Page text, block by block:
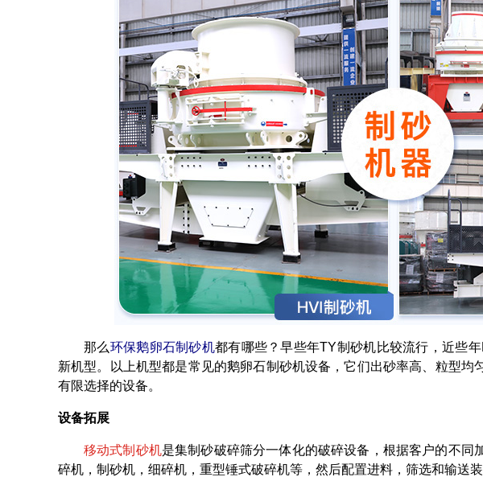
那么环保鹅卵石制砂机都有哪些？早些年TY制砂机比较流行，近些
新机型。以上机型都是常见的鹅卵石制砂机设备，它们出砂率高、粒型均
有限选择的设备。
设备拓展
移动式制砂机是集制砂破碎筛分一体化的破碎设备，根据客户的不同
碎机，制砂机，细碎机，重型锤式破碎机等，然后配置进料，筛选和输送